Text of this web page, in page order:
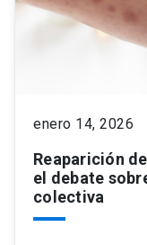
enero 14, 2026
Reaparición
el debate
colectiva